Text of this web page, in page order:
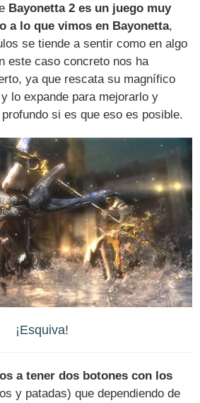
Bayonetta 2 es un juego muy
a lo que vimos en Bayonetta,
se tiende a sentir como en algo
este caso concreto nos ha
ya que rescata su magnífico
lo expande para mejorarlo y
si es que eso es posible.
¡Esquiva!
a tener dos botones con los
y patadas) que dependiendo de